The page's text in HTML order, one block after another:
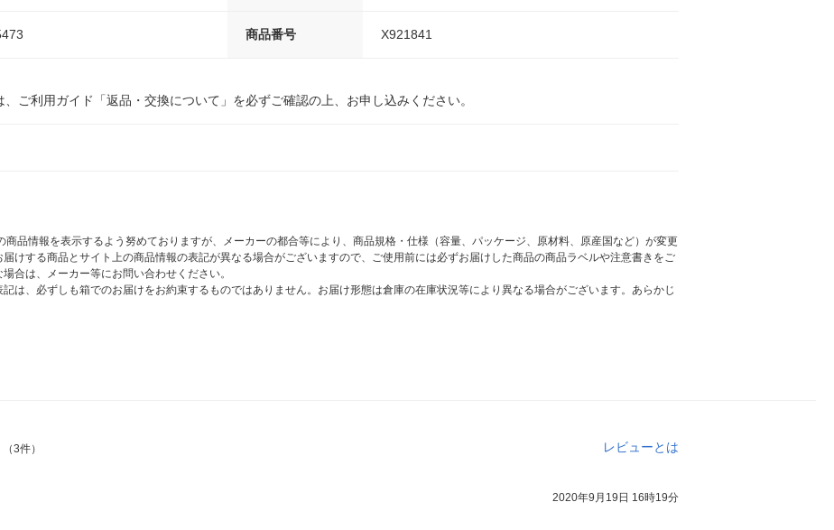
商品番号 X921841
、ご利用ガイド「返品・交換について」を必ずご確認の上、お申し込みください。
品情報を表示するよう努めておりますが、メーカーの都合等により、商品規格・仕様（容量、パッケージ、原材料、原産国など）が変更
けする商品とサイト上の商品情報の表記が異なる場合がございますので、ご使用前には必ずお届けした商品の商品ラベルや注意書きをご
合は、メーカー等にお問い合わせください。
は、必ずしも箱でのお届けをお約束するものではありません。お届け形態は倉庫の在庫状況等により異なる場合がございます。あらかじ
（3件） レビューとは
2020年9月19日 16時19分